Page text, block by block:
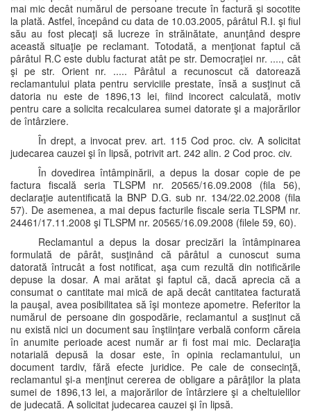
mai mic decât numărul de persoane trecute în factură şi socotite
la plată. Astfel, începând cu data de 10.03.2005, pârâtul R.I. şi fiul
său au fost plecaţi să lucreze în străinătate, anunţând despre
această situaţie pe reclamant. Totodată, a menţionat faptul că
pârâtul R.C este dublu facturat atât pe str. Democraţiei nr. ...., cât
şi pe str. Orient nr. ..... Pârâtul a recunoscut că datorează
reclamantului plata pentru serviciile prestate, însă a susţinut că
datoria nu este de 1896,13 lei, fiind incorect calculată, motiv
pentru care a solicita recalcularea sumei datorate şi a majorărilor
de întârziere.
În drept, a invocat prev. art. 115 Cod proc. civ. A solicitat
judecarea cauzei şi în lipsă, potrivit art. 242 alin. 2 Cod proc. civ.
În dovedirea întâmpinării, a depus la dosar copie de pe
factura fiscală seria TLSPM nr. 20565/16.09.2008 (fila 56),
declaraţie autentificată la BNP D.G. sub nr. 134/22.02.2008 (fila
57). De asemenea, a mai depus facturile fiscale seria TLSPM nr.
24461/17.11.2008 şi TLSPM nr. 20565/16.09.2008 (filele 59, 60).
Reclamantul a depus la dosar precizări la întâmpinarea
formulată de pârât, susţinând că pârâtul a cunoscut suma
datorată întrucât a fost notificat, aşa cum rezultă din notificările
depuse la dosar. A mai arătat şi faptul că, dacă aprecia că a
consumat o cantitate mai mică de apă decât cantitatea facturată
la pauşal, avea posibilitatea să îşi monteze apometre. Referitor la
numărul de persoane din gospodărie, reclamantul a susţinut că
nu există nici un document sau înştiinţare verbală conform căreia
în anumite perioade acest număr ar fi fost mai mic. Declaraţia
notarială depusă la dosar este, în opinia reclamantului, un
document tardiv, fără efecte juridice. Pe cale de consecinţă,
reclamantul şi-a menţinut cererea de obligare a pârâţilor la plata
sumei de 1896,13 lei, a majorărilor de întârziere şi a cheltuielilor
de judecată. A solicitat judecarea cauzei şi în lipsă.